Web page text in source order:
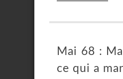
Mai 68 :
ce qui a